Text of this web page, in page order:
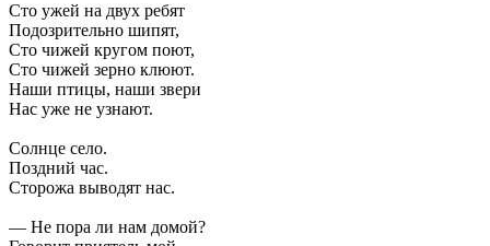
Сто ужей на двух ребят
Подозрительно шипят,
Сто чижей кругом поют,
Сто чижей зерно клюют.
Наши птицы, наши звери
Нас уже не узнают.
Солнце село.
Поздний час.
Сторожа выводят нас.
— Не пора ли нам домой?